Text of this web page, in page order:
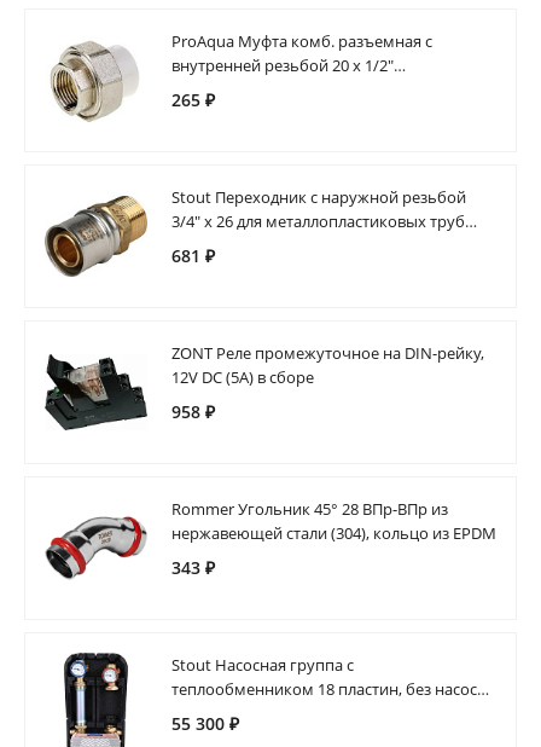
ProAqua Муфта комб. разъемная с
внутренней резьбой 20 х 1/2"
полипропиленовая
265 ₽
Stout Переходник с наружной резьбой
3/4" х 26 для металлопластиковых труб
прессовой
681 ₽
ZONT Реле промежуточное на DIN-рейку,
12V DC (5А) в сборе
958 ₽
Rommer Угольник 45° 28 ВПр-ВПр из
нержавеющей стали (304), кольцо из EPDM
343 ₽
Stout Насосная группа с
теплообменником 18 пластин, без насоса
в теплоизоляции
55 300 ₽